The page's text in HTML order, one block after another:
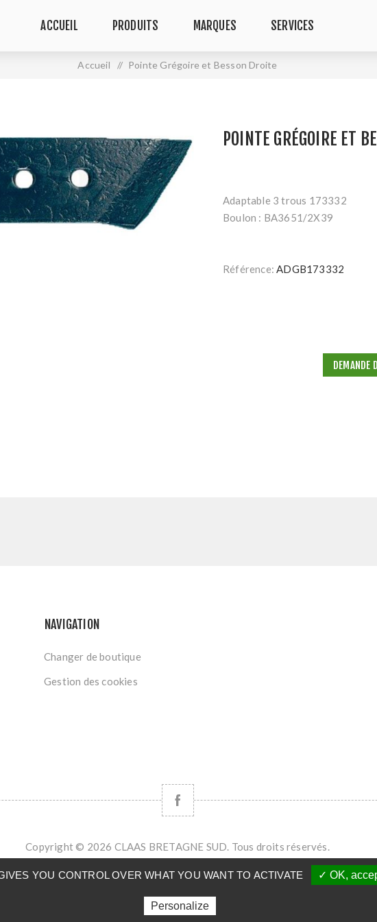
ACCUEIL PRODUITS MARQUES SERVICES
Accueil / Pointe Grégoire et Besson Droite
POINTE GRÉGOIRE ET
Adaptable 3 trous 173332
Boulon : BA3651/2X39
Référence: ADGB173332
DEMANDE
NAVIGATION
Changer de boutique
Gestion des cookies
Copyright © 2026 CLAAS BRETAGNE SUD. Tous droits réservés.
YOU CONTROL OVER WHAT YOU WANT TO ACTIVATE ✓ OK,
Personalize